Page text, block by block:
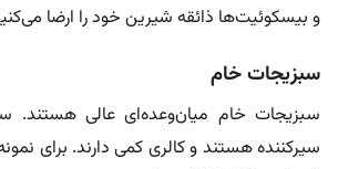
و بیسکوئیت‌ها ذائقه شیرین خود را ارضا
سبزیجات خام
سبزیجات خام میان‌وعده‌ای عالی هستند.
سیرکننده هستند و کالری کمی دارند. برای